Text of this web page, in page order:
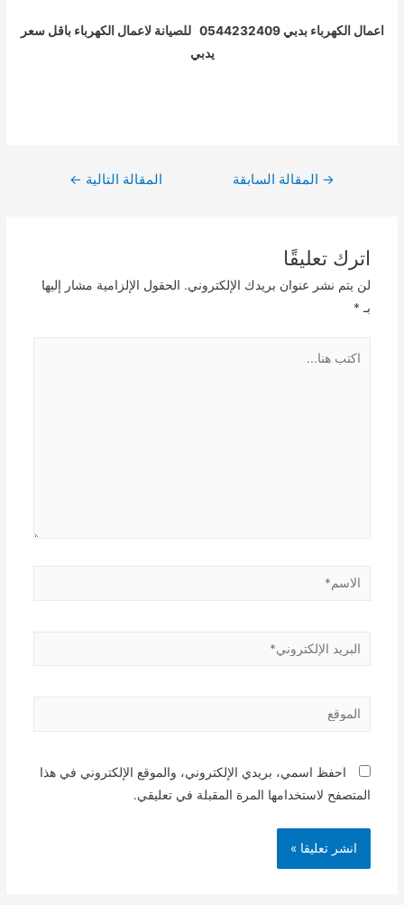
اعمال الكهرباء بدبي 0544232409 للصيانة لاعمال الكهرباء باقل سعر
يدبي
تصفّح
→ المقالة السابقة المقالة التالية ←
اترك تعليقًا
لن يتم نشر عنوان بريدك الإلكتروني. الحقول الإلزامية مشار إليها
بـ *
الاسم*
البريد
الموقع
احفظ اسمي، بريدي الإلكتروني، والموقع الإلكتروني في هذا
المتصفح لاستخدامها المرة المقبلة في تعليقي.